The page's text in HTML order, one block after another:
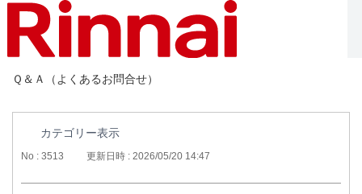
Ｑ＆Ａ（よくあるお問合せ）
カテゴリー表示
No : 3513 更新日時 : 2026/05/20 14:47